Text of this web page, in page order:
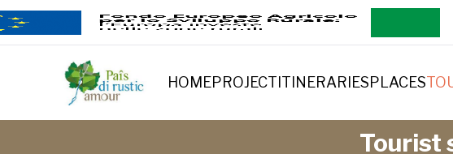
HOMEPROJECT ITINERARIESPLACES
Tourist